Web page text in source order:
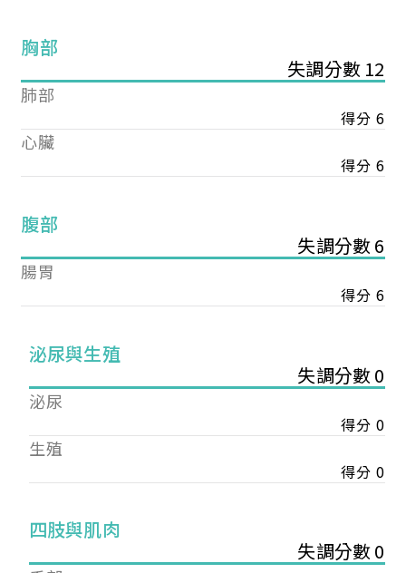
胸部
失調分數 12
肺部
得分 6
心臟
得分 6
腹部
失調分數 6
腸胃
得分 6
泌尿與生殖
失調分數 0
泌尿
得分 0
生殖
得分 0
四肢與肌肉
失調分數 0
您已成功送出會員申請
您好，您的會員申請，已成功送出，經本協會理事